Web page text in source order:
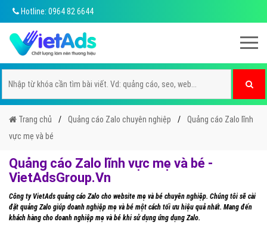
Hotline: 0964 82 6644
Trang chủ Quảng cáo Zalo chuyên nghiệp
Quảng cáo Zalo lĩnh
vực mẹ và bé
Quảng cáo Zalo lĩnh vực mẹ và bé -
VietAdsGroup.Vn
Công ty VietAds quảng cáo Zalo cho website mẹ và bé chuyên nghiệp. Chúng tôi sẽ cài
đặt quảng Zalo giúp doanh nghiệp mẹ và bé một cách tối ưu hiệu quả nhất. Mang đến
khách hàng cho doanh nghiệp mẹ và bé khi sử dụng ứng dụng Zalo.